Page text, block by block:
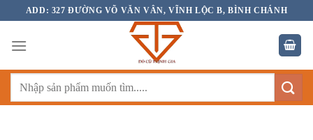
nội
ADD: 327 ĐƯỜNG VÕ VĂN VÂN, VĨNH LỘC B, BÌNH CHÁNH